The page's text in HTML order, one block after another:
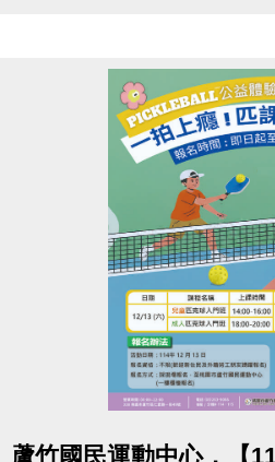
讓大家未來使用能更安心
造成您的不便，敬請見諒，感
(03)263-9066 分機111
官
https://www.lzsports.com.tw/
FB : 桃園市蘆竹國民運動中心
IG : @luzhusports
蘆竹國民運動中心，【